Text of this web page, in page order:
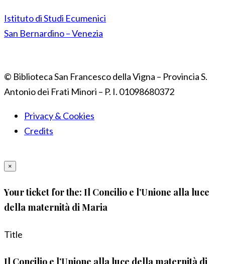
Istituto di Studi Ecumenici
San Bernardino – Venezia
© Biblioteca San Francesco della Vigna – Provincia S.
Antonio dei Frati Minori – P. I. 01098680372
Privacy & Cookies
Credits
×
Your ticket for the: Il Concilio e l’Unione alla luce
della maternità di Maria
Title
Il Concilio e l’Unione alla luce della maternità di